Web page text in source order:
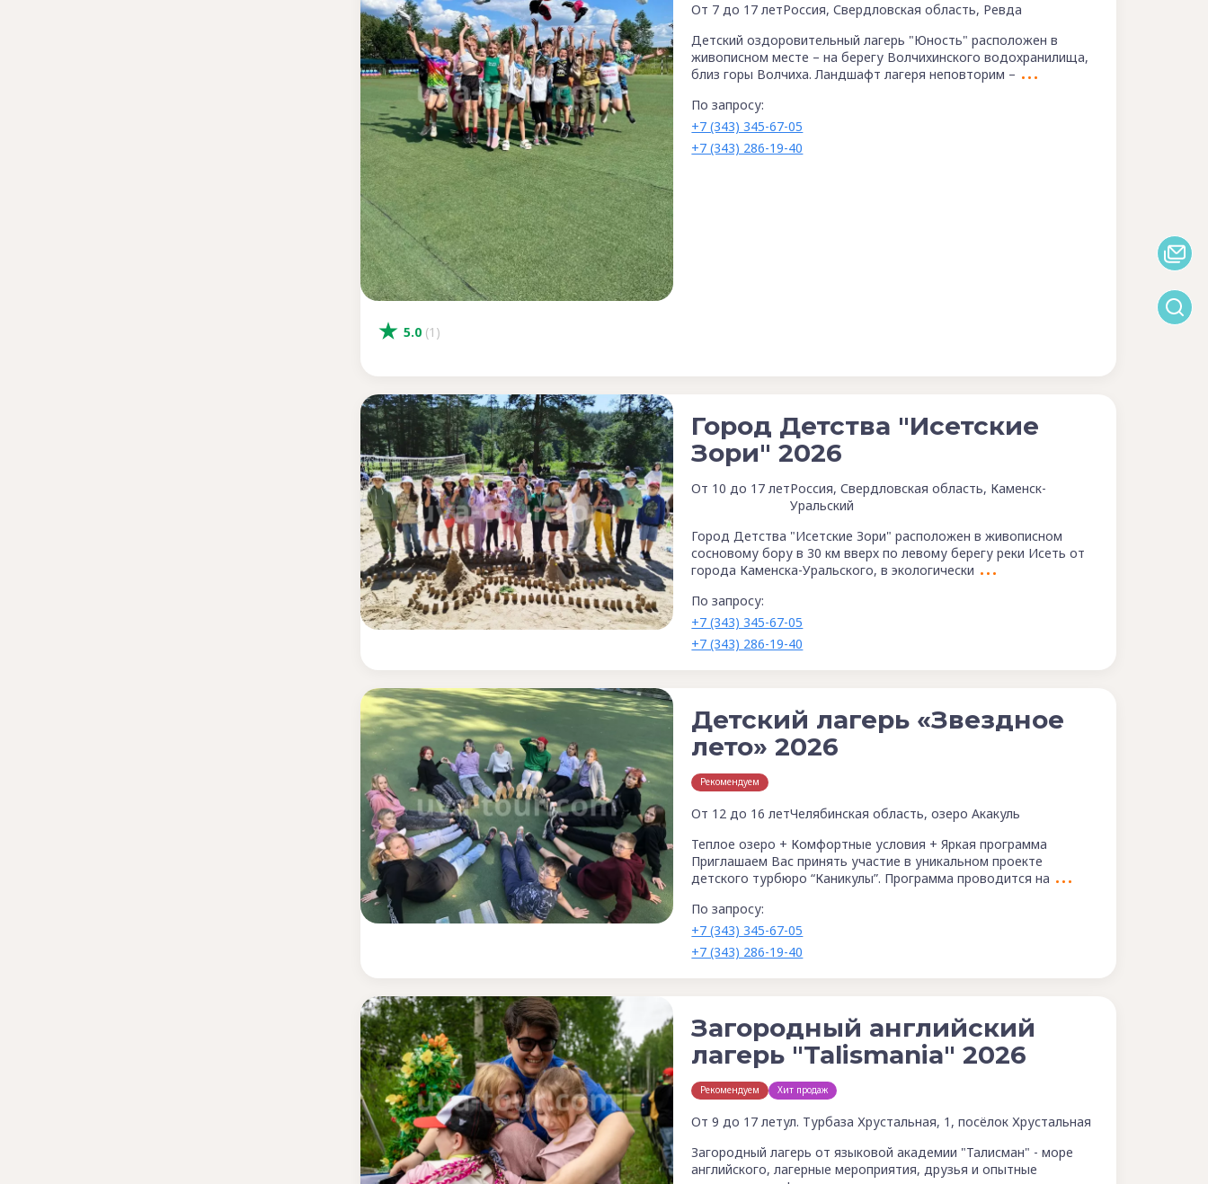
5.0 (1)
От 7 до 17 летРоссия, Свердловская область, Ревда
Детский оздоровительный лагерь "Юность" расположен в
живописном месте – на берегу Волчихинского водохранилища,
близ горы Волчиха. Ландшафт лагеря неповторим –
По запросу:
+7 (343) 345-67-05
+7 (343) 286-19-40
Город Детства "Исетские
Зори" 2026
От 10 до 17 летРоссия, Свердловская область, Каменск-
Уральский
Город Детства "Исетские Зори" расположен в живописном
сосновому бору в 30 км вверх по левому берегу реки Исеть от
города Каменска-Уральского, в экологически
По запросу:
+7 (343) 345-67-05
+7 (343) 286-19-40
Детский лагерь «Звездное
лето» 2026
Рекомендуем
От 12 до 16 летЧелябинская область, озеро Акакуль
Теплое озеро + Комфортные условия + Яркая программа
Приглашаем Вас принять участие в уникальном проекте
детского турбюро “Каникулы”. Программа проводится на
По запросу:
+7 (343) 345-67-05
+7 (343) 286-19-40
Загородный английский
лагерь "Talismania" 2026
Рекомендуем Хит продаж
От 9 до 17 летул. Турбаза Хрустальная, 1, посёлок Хрустальная
Загородный лагерь от языковой академии "Талисман" - море
английского, лагерные мероприятия, друзья и опытные